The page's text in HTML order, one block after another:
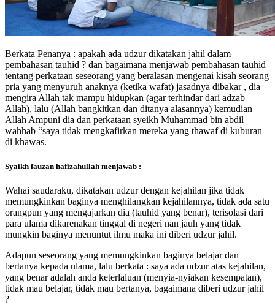
Berkata Penanya : apakah ada udzur dikatakan jahil dalam
pembahasan tauhid ? dan bagaimana menjawab pembahasan tauhid
tentang perkataan seseorang yang beralasan mengenai kisah seorang
pria yang menyuruh anaknya (ketika wafat) jasadnya dibakar , dia
mengira Allah tak mampu hidupkan (agar terhindar dari adzab
Allah), lalu (Allah bangkitkan dan ditanya alasannya) kemudian
Allah Ampuni dia dan perkataan syeikh Muhammad bin abdil
wahhab “saya tidak mengkafirkan mereka yang thawaf di kuburan
di khawas.
Syaikh fauzan hafizahullah menjawab :
Wahai saudaraku, dikatakan udzur dengan kejahilan jika tidak
memungkinkan baginya menghilangkan kejahilannya, tidak ada satu
orangpun yang mengajarkan dia (tauhid yang benar), terisolasi dari
para ulama dikarenakan tinggal di negeri nan jauh yang tidak
mungkin baginya menuntut ilmu maka ini diberi udzur jahil.
Adapun seseorang yang memungkinkan baginya belajar dan
bertanya kepada ulama, lalu berkata : saya ada udzur atas kejahilan,
yang benar adalah anda keterlaluan (menyia-nyiakan kesempatan),
tidak mau belajar, tidak mau bertanya, bagaimana diberi udzur jahil
?